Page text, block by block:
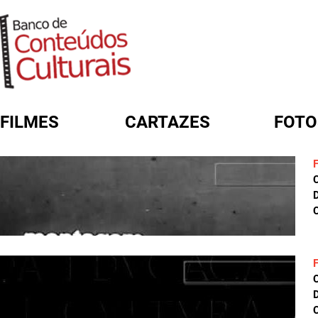
FILMES CARTAZES
FORMULÁRIO DE BUSCA